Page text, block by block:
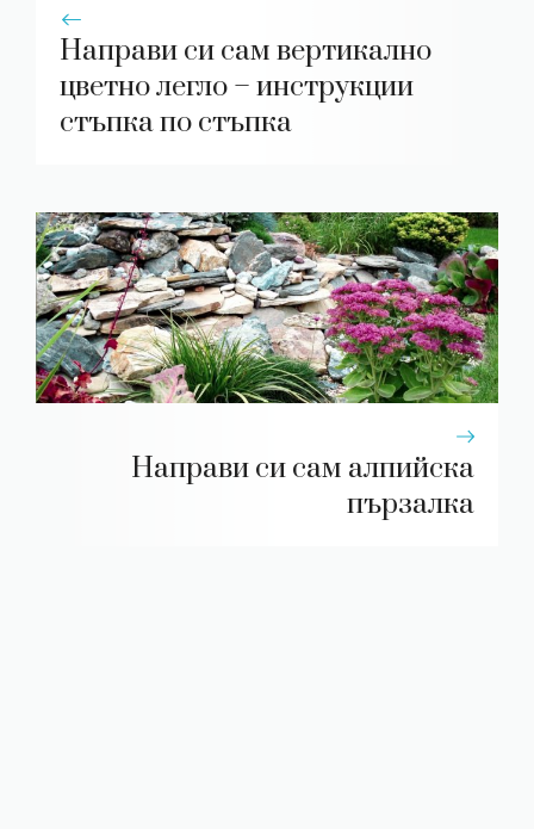
Направи си сам вертикално
цветно легло – инструкции
стъпка по стъпка
Направи си сам алпийска
пързалка